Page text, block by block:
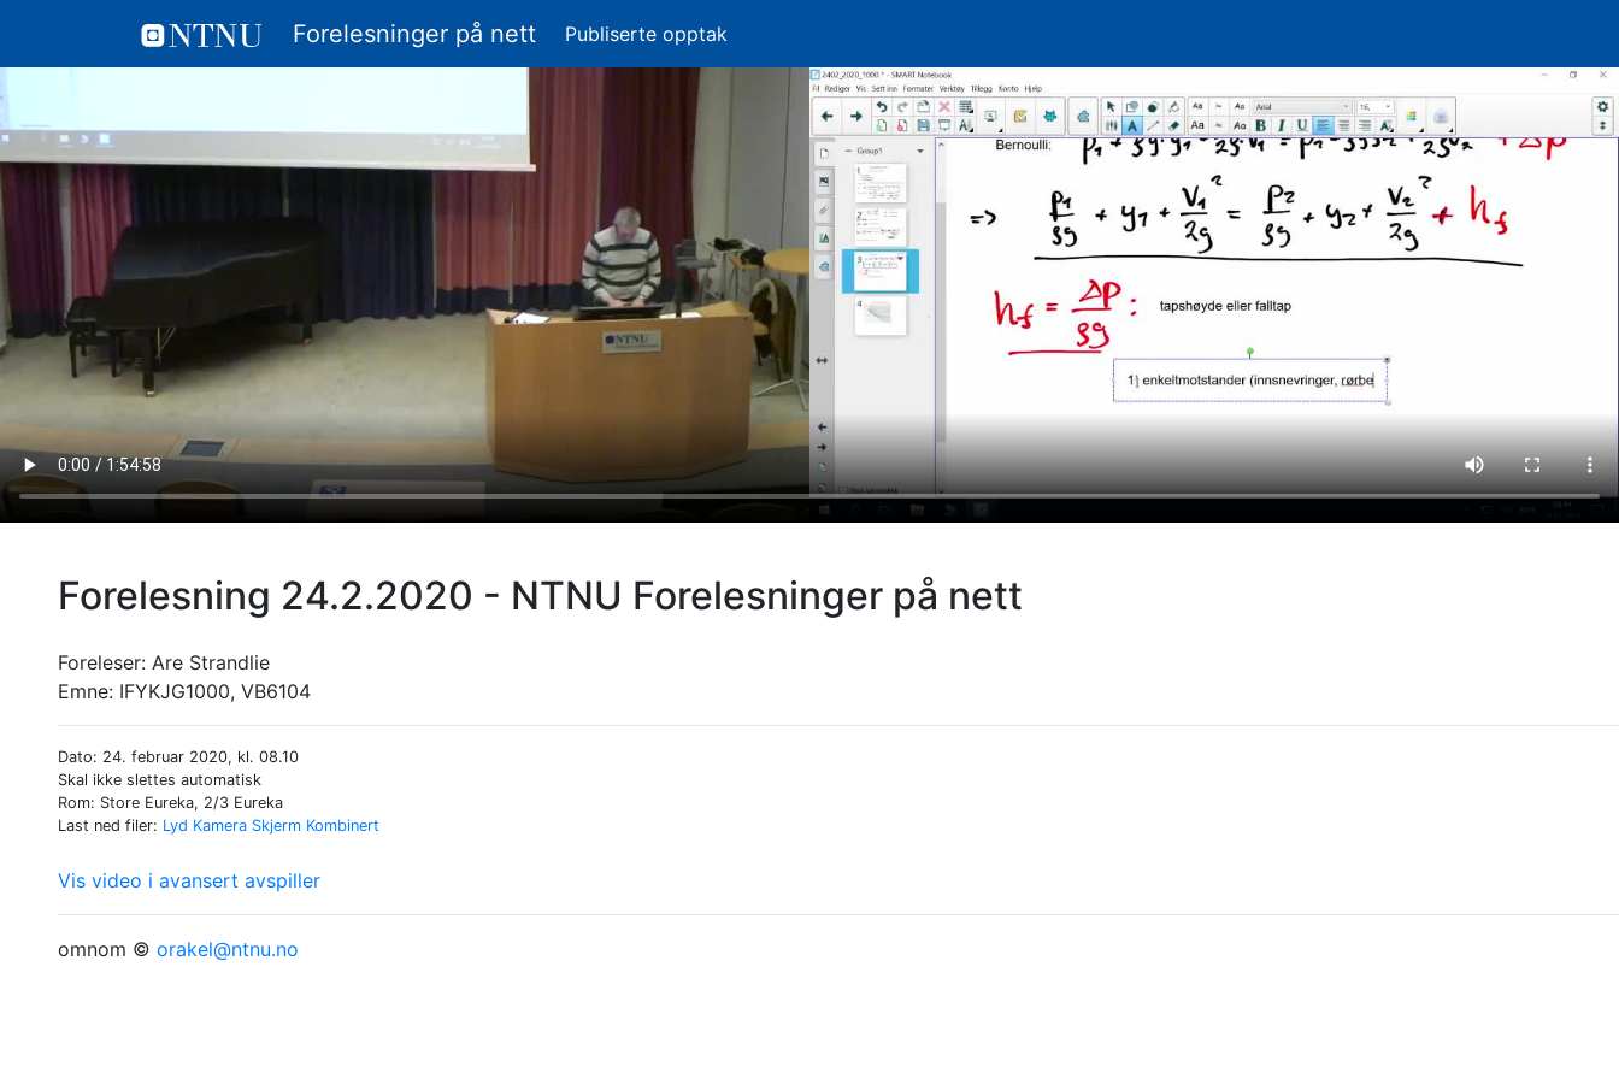
Forelesninger på nett Publiserte opptak
Forelesning 24.2.2020 - NTNU Forelesninger på nett
Foreleser: Are Strandlie
Emne: IFYKJG1000, VB6104
Dato: 24. februar 2020, kl. 08.10
Skal ikke slettes automatisk
Rom: Store Eureka, 2/3 Eureka
Last ned filer: Lyd Kamera Skjerm Kombinert
Vis video i avansert avspiller
omnom © orakel@ntnu.no